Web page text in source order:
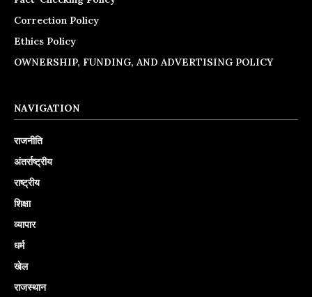
Correction Policy
Ethics Policy
OWNERSHIP, FUNDING, AND ADVERTISING POLICY
NAVIGATION
राजनीति
अंतर्राष्ट्रीय
राष्ट्रीय
शिक्षा
व्यापार
धर्म
खेल
राजस्थान